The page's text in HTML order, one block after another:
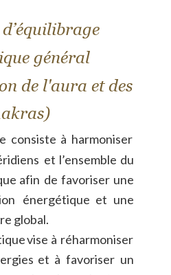
général
de l'aura et des
consiste à harmoniser
et l’ensemble du
afin de favoriser une
énergétique et une
global.
vise à réharmoniser
et à favoriser un